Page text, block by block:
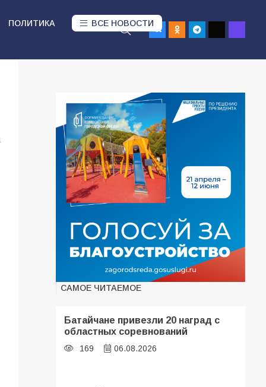
ПОЛИТИКА ВСЕ НОВОСТИ
САМОЕ ЧИТАЕМОЕ
Батайчане привезли 20 наград с
областных соревнований
169 06.08.2026